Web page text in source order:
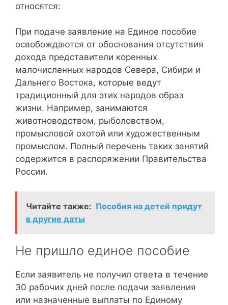
относятся:
При подаче заявление на Единое пособие
освобождаются от обоснования отсутствия
дохода представители коренных
малочисленных народов Севера, Сибири и
Дальнего Востока, которые ведут
традиционный для этих народов образ
жизни. Например, занимаются
животноводством, рыболовством,
промысловой охотой или художественным
промыслом. Полный перечень таких занятий
содержится в распоряжении Правительства
России.
Читайте также: Пособия на детей придут
в другие даты
Не пришло единое пособие
Если заявитель не получил ответа в течение
30 рабочих дней после подачи заявления
или назначенные выплаты по Единому